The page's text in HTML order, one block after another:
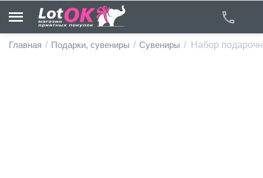
Главная / Подарки, сувениры / Сувениры / Набор